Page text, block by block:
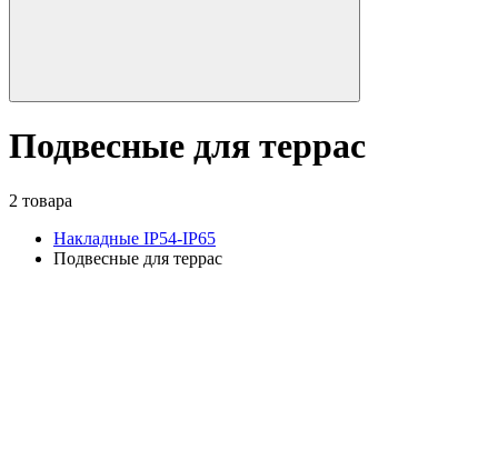
Подвесные для террас
2 товара
Накладные IP54-IP65
Подвесные для террас